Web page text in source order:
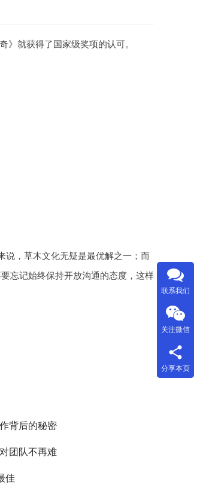
就获得了国家级奖项的认可。
说，草木文化无疑是最优解之一；而
忘记始终保持开放沟通的态度，这样
背后的秘密
团队不再难
佳
联系我们
关注微信
分享本页